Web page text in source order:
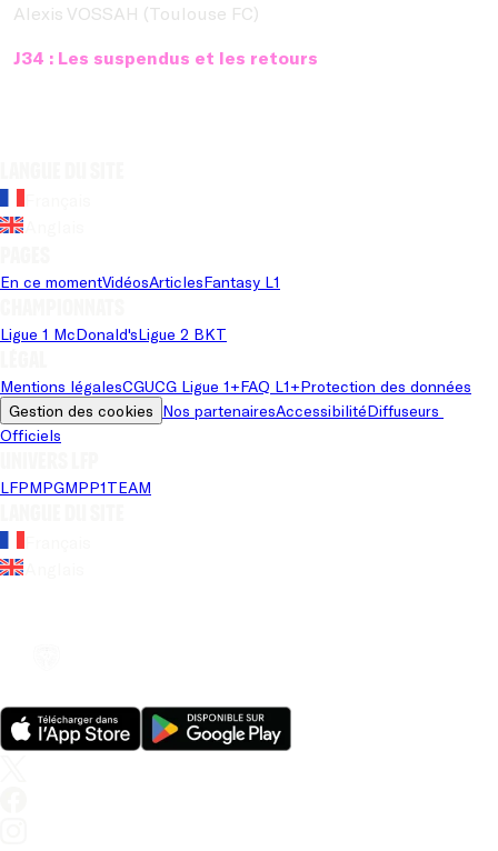
Alexis VOSSAH (Toulouse FC)
J34 : Les suspendus et les retours
En ce momentVidéosArticlesFantasy L1
Ligue 1 McDonald'sLigue 2 BKT
Mentions légalesCGUCG Ligue 1+FAQ L1+Protection des données
Gestion des cookies Nos partenairesAccessibilitéDiffuseurs
Officiels
LFPMPGMPP1TEAM